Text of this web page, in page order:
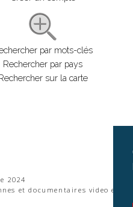
par mots-clés
Rechercher par pays
sur la carte
2024
et documentaires video et